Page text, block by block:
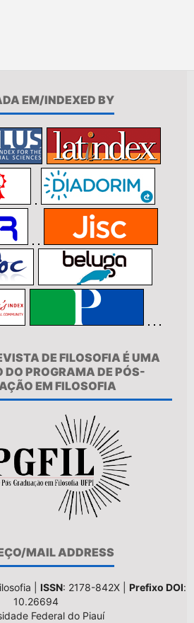
EM/INDEXED BY
DE FILOSOFIA É UMA
DO PROGRAMA DE PÓS-
EM FILOSOFIA
MAIL ADDRESS
| ISSN: 2178-842X | Prefixo DOI:
10.26694
Federal do Piauí